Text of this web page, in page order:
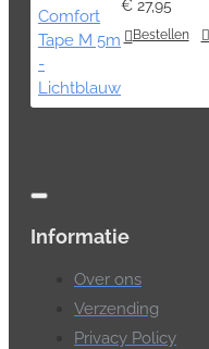
€ 27,95
Bestellen
Informatie
Over ons
Verzending
Privacy Policy